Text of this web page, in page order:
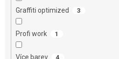
Graffiti optimized 3
Profi work 1
Více barev 4